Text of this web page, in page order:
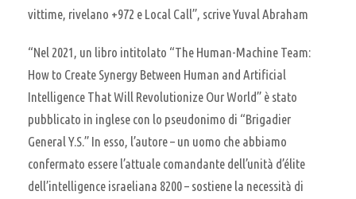
vittime, rivelano +972 e Local Call”, scrive Yuval Abraham
“Nel 2021, un libro intitolato “The Human-Machine Team:
How to Create Synergy Between Human and Artificial
Intelligence That Will Revolutionize Our World” è stato
pubblicato in inglese con lo pseudonimo di “Brigadier
General Y.S.” In esso, l’autore – un uomo che abbiamo
confermato essere l’attuale comandante dell’unità d’élite
dell’intelligence israeliana 8200 – sostiene la necessità di